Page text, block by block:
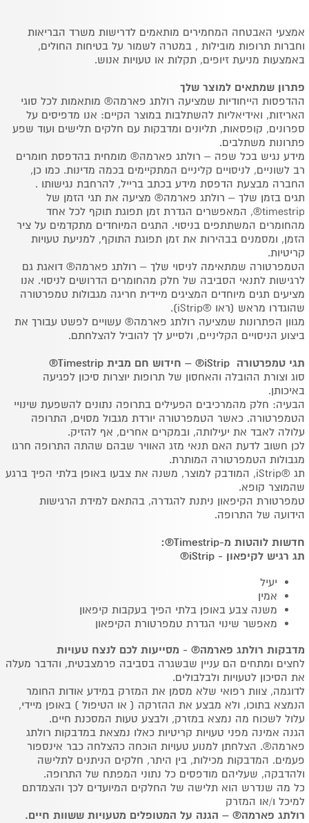
אמצעי האבטחה המחמירים מותאמים לדרישות משרד הבריאות
וחברות תרופות מובילות , במטרה לשמור על בטיחות החולים,
באמצעות מניעת זיופים, תקלות או טעויות אנוש.
פתרון שמתאים למוצר שלך
ההדפסות הייחודיות שמציעה רולתג פארמה® מותאמות לכל סוגי
האריזות, ואידיאליות להשתלבות במוצר הקיים: אנו מדפיסים על
ספרונים, קופסאות, תליונים ומדבקות עם חלקים תלישים ועוד שפע
פתרונות משתלבים.
מידע נגיש בכל שפה – רולתג פארמה® מומחית בהדפסת חומרים
רב לשוניים, לניסויים קליניים המתקיימים בכמה מדינות. כמו כן,
החברה מבצעת הדפסת מידע בכתב ברייל, להרחבת נגישותו .
תגים בזמן שלך – רולתג פארמה® מציעה את תגי הזמן של
timestrip®, המאפשרים הגדרת זמן תפוגת תוקף לכל אחד
מהחומרים המשתתפים בניסוי. התגים המיוחדים מתקדמים על ציר
הזמן, ומסמנים בבהירות את זמן תפוגת התוקף, למניעת טעויות
קריטיות.
הטמפרטורה שמתאימה לניסוי שלך – רולתג פארמה® דואגת גם
לרגישות לתנאי הסביבה של חלק מהחומרים הדרושים לניסוי. אנו
מציעים תגים מיוחדים המציגים מיידית חריגה מגבולות טמפרטורה
שהוגדרו מראש (ראו ®iStrip).
מגוון הפתרונות שמציעה רולתג פארמה® עשויים לפשט עבורך את
ביצוע הניסויים הקליניים, ולסייע לך להוביל להצלחתם.
תגי טמפרטורה iStrip® – חידוש חם מבית Timestrip®
סוג וצורת ההובלה והאחסון של תרופות יוצרות סיכון לפגיעה
באיכותן.
הבעיה: חלק מהמרכיבים הפעילים בתרופה נתונים להשפעת שינויי
הטמפרטורה. כאשר הטמפרטורה יורדת מגבול מסוים, התרופה
עלולה לאבד את יעילותה, ובמקרים אחרים, אף להזיק.
לכן חשוב לדעת האם תנאי מזג האוויר שבהם שהתה התרופה חרגו
מגבולות הטמפרטורה המותרת.
תג ®iStrip, המודבק למוצר, משנה את צבעו באופן בלתי הפיך ברגע
שהמוצר קופא.
טמפרטורת הקיפאון ניתנת להגדרה, בהתאם למידת הרגישות
הידועה של התרופה.
חדשות לוהטות מ-Timestrip®:
תג רגיש לקיפאון - iStrip®
יעיל
אמין
משנה צבע באופן בלתי הפיך בעקבות קיפאון
מאפשר שינוי הגדרת טמפרטורת הקיפאון
מדבקות רולתג פארמה® - מסייעות לכם לנצח טעויות
לחצים ומתחים הם עניין שבשגרה בסביבה פרמצבטית, והדבר מעלה
את הסיכון לטעויות ולבלבולים.
לדוגמה, צוות רפואי שלא מסמן את המזרק במידע אודות החומר
הנמצא בתוכו, ולא מבצע את ההזרקה ( או הטיפול ) באופן מיידי,
עלול לשכוח מה נמצא במזרק, ולבצע טעות המסכנת חיים.
הגנה אמינה מפני טעויות קריטיות כאלו נמצאת במדבקות רולתג
פארמה®. הצלחתן למנוע טעויות הוכחה כהצלחה כבר אינספור
פעמים. המדבקות מכילות, בין היתר, חלקים הניתנים לתלישה
ולהדבקה, שעליהם מודפסים כל נתוני המפתח של התרופה.
כל מה שנדרש הוא תלישה של החלקים המיועדים לכך והצמדתם
למיכל ו/או המזרק
רולתג פארמה® – הגנה על המטופלים מטעויות ששוות חיים.